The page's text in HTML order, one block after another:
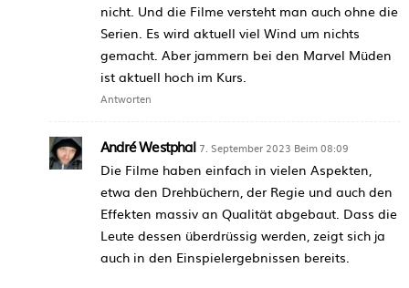
nicht. Und die Filme versteht man auch ohne die
Serien. Es wird aktuell viel Wind um nichts
gemacht. Aber jammern bei den Marvel Müden
ist aktuell hoch im Kurs.
Antworten
André Westphal 7. September 2023 Beim 08:09
Die Filme haben einfach in vielen Aspekten,
etwa den Drehbüchern, der Regie und auch den
Effekten massiv an Qualität abgebaut. Dass die
Leute dessen überdrüssig werden, zeigt sich ja
auch in den Einspielergebnissen bereits.